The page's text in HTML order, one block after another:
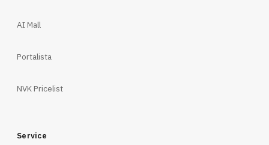
AI Mall
Portalista
NVK Pricelist
Service